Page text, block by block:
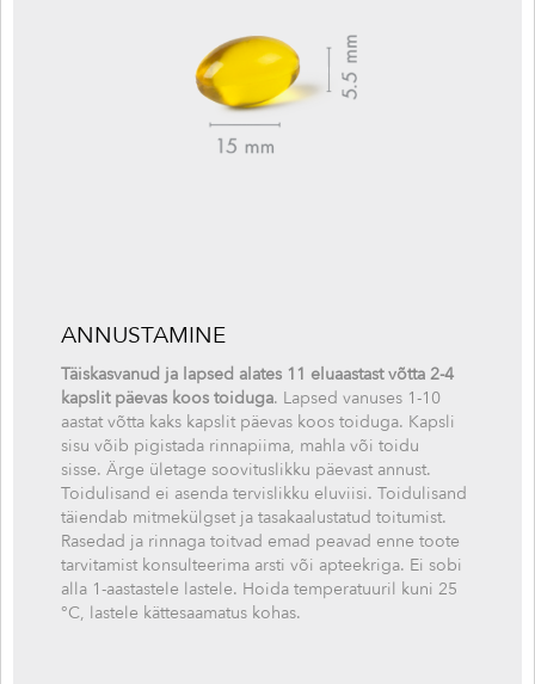
ANNUSTAMINE
Täiskasvanud ja lapsed alates 11 eluaastast võtta 2-4
kapslit päevas koos toiduga. Lapsed vanuses 1-10
aastat võtta kaks kapslit päevas koos toiduga. Kapsli
sisu võib pigistada rinnapiima, mahla või toidu
sisse. Ärge ületage soovituslikku päevast annust.
Toidulisand ei asenda tervislikku eluviisi. Toidulisand
täiendab mitmekülgset ja tasakaalustatud toitumist.
Rasedad ja rinnaga toitvad emad peavad enne toote
tarvitamist konsulteerima arsti või apteekriga. Ei sobi
alla 1-aastastele lastele. Hoida temperatuuril kuni 25
°C, lastele kättesaamatus kohas.